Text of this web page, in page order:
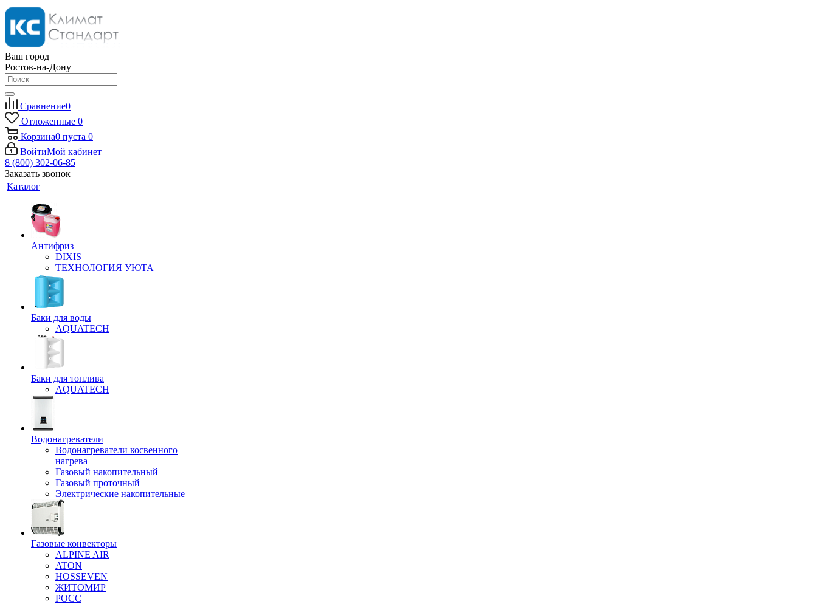
Ваш город
Ростов-на-Дону
Сравнение0
Отложенные 0
Корзина0 пуста 0
ВойтиМой кабинет
8 (800) 302-06-85
Заказать звонок
Каталог
Антифриз
DIXIS
ТЕХНОЛОГИЯ УЮТА
Баки для воды
AQUATECH
Баки для топлива
AQUATECH
Водонагреватели
Водонагреватели косвенного
нагрева
Газовый накопительный
Газовый проточный
Электрические накопительные
Газовые конвекторы
ALPINE AIR
ATON
HOSSEVEN
ЖИТОМИР
РОСС